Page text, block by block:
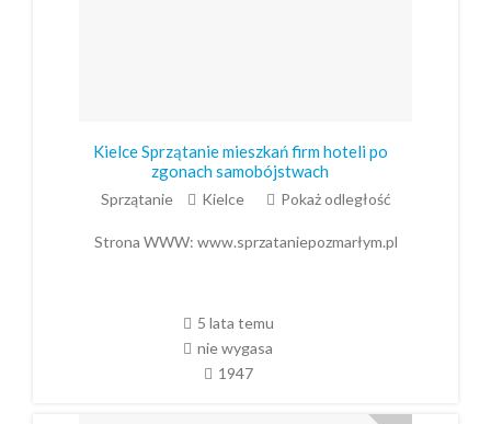
Kielce Sprzątanie mieszkań firm hoteli po
zgonach samobójstwach
Sprzątanie Kielce Pokaż odległość
Strona WWW: www.sprzataniepozmarłym.pl
5 lata temu
nie wygasa
1947